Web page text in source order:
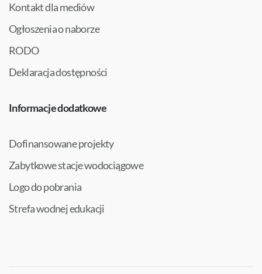
Kontakt dla mediów
Ogłoszenia o naborze
RODO
Deklaracja dostępności
Informacje dodatkowe
Dofinansowane projekty
Zabytkowe stacje wodociągowe
Logo do pobrania
Strefa wodnej edukacji